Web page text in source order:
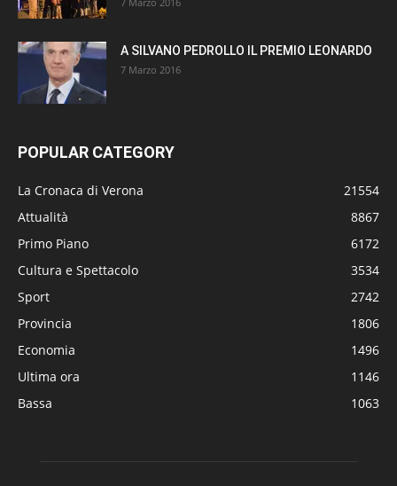
A SILVANO PEDROLLO IL PREMIO LEONARDO
7 Marzo 2016
POPULAR CATEGORY
La Cronaca di Verona
21554
Attualità
8867
Primo Piano
6172
Cultura e Spettacolo
3534
Sport
2742
Provincia
1806
Economia
1496
Ultima ora
1146
Bassa
1063